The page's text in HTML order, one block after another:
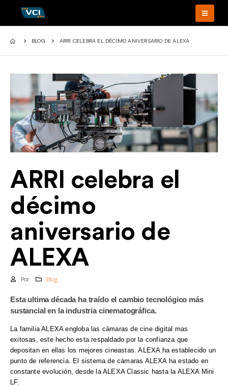
BLOG ARRI CELEBRA EL DÉCIMO ANIVERSARIO DE ALEXA
ARRI celebra el
décimo
aniversario de
ALEXA
Por Blog
Esta ultima década ha traído el cambio tecnológico más
sustancial en la industria cinematográfica.
La familia ALEXA engloba las cámaras de cine digital mas
exitosas, este hecho esta respaldado por la confianza que
depositan en ellas los mejores cineastas.ALEXA ha establecido un
punto de referencia. E l sistema de cámaras ALEXA ha estado en
constante evolución, desde la ALEXA Classic hasta la ALEXA Mini
LF.